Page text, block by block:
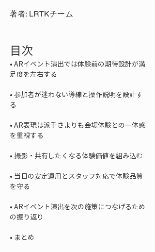
著者: LRTKチーム
目次
• ARイベント演出では体験前の期待設計が満
• 参加者が迷わない導線と操作説明を設計す
• AR表現は派手さよりも会場体験との一体感
•
• 当日の安定運用とスタッフ対応で体験品質
• ARイベント演出を次の施策につなげるため
• まとめ